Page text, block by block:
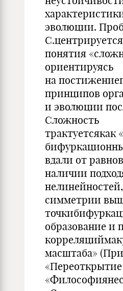
эволюции.
понятия
ориентируясь
на
принципов
и эволюции
Сложность
трактуетсякак
вдали от
наличии
симметрии
образование и
масштаба»